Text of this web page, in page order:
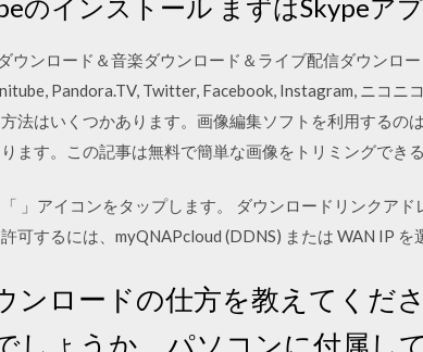
のインストール まずはSkypeア
ウンロード＆音楽ダウンロード＆ライブ配信ダウンロ
Pandora.TV, Twitter, Facebook, Instagram, ニコ
法はいくつかあります。画像編集ソフトを利用するの
ます。この記事は無料で簡単な画像をトリミングでき
」アイコンをタップします。 ダウンロードリンクア
可するには、myQNAPcloud (DDNS) または WAN IP
ンロードの仕方を教えてくだ
しょうか。パソコンに付属し